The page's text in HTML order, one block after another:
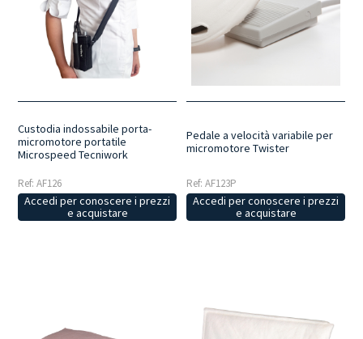
Custodia indossabile porta-
micromotore portatile
Microspeed Tecniwork
Ref: AF126
Accedi per conoscere i prezzi
e acquistare
Pedale a velocità variabile per
micromotore Twister
Ref: AF123P
Accedi per conoscere i prezzi
e acquistare